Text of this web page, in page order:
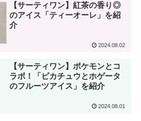
【サーティワン】紅茶の香り◎
のアイス「ティーオーレ」を紹
介
2024.08.02
【サーティワン】ポケモンとコ
ラボ！「ピカチュウとホゲータ
のフルーツアイス」を紹介
2024.08.01